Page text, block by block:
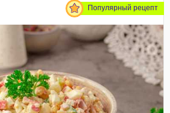
Популярный рецепт